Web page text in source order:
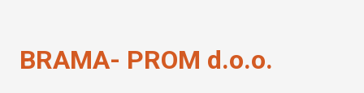
BRAMA- PROM d.o.o.